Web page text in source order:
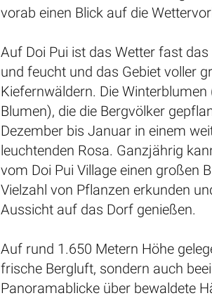
vorab einen Blick auf die
Auf Doi Pui ist das Wetter fast
und feucht und das Gebiet voller
Kiefernwäldern. Die
Blumen), die die Bergvölker
Dezember bis Januar in einem
leuchtenden Rosa. Ganzjährig
vom Doi Pui Village einen großen
Vielzahl von Pflanzen erkunden
Aussicht auf das Dorf genießen.
Auf rund 1.650 Metern Höhe
frische Bergluft, sondern auch
Panoramablicke über bewaldete